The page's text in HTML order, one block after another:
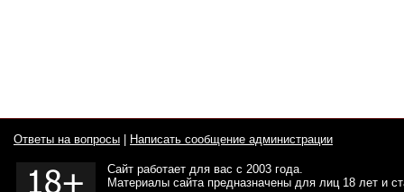
Ответы на вопросы Написать сообщение администрации
Сайт работает для вас с 2003 года.
Материалы сайта предназначены для лиц 18 лет и